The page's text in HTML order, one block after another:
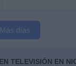
Más días
TELEVISIÓN EN